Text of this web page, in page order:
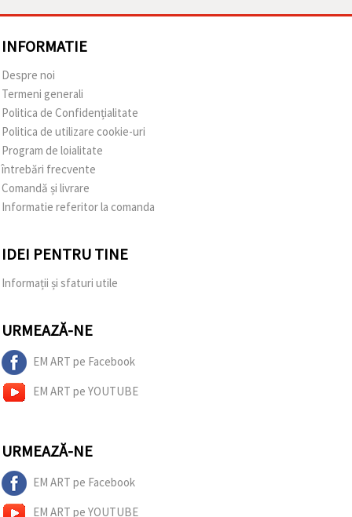
INFORMATIE
Despre noi
Termeni generali
Politica de Confidențialitate
Politica de utilizare cookie-uri
Program de loialitate
întrebări frecvente
Comandă și livrare
Informatie referitor la comanda
IDEI PENTRU TINE
Informații și sfaturi utile
URMEAZĂ-NE
EM ART pe Facebook
EM ART pe YOUTUBE
URMEAZĂ-NE
EM ART pe Facebook
EM ART pe YOUTUBE